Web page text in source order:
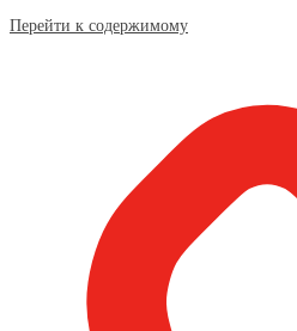
Перейти к содержимому